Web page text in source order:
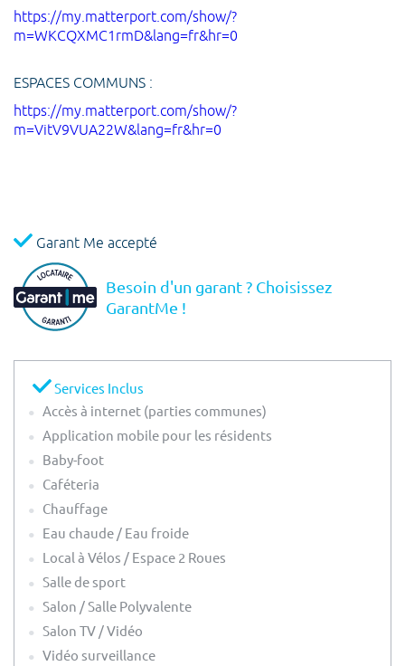
https://my.matterport.com/show/?
m=WKCQXMC1rmD&lang=fr&hr=0
ESPACES COMMUNS :
https://my.matterport.com/show/?
m=VitV9VUA22W&lang=fr&hr=0
Garant Me accepté
Besoin d'un garant ? Choisissez
GarantMe !
Services Inclus
Accès à internet (parties communes)
Application mobile pour les résidents
Baby-foot
Caféteria
Chauffage
Eau chaude / Eau froide
Local à Vélos / Espace 2 Roues
Salle de sport
Salon / Salle Polyvalente
Salon TV / Vidéo
Vidéo surveillance